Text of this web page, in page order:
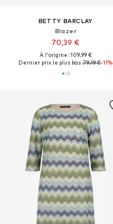
BETTY BARCLAY
Blazer
70,39 €
À l'origine : 109,99 €
Dernier prix le plus bas :79,19 €-11%